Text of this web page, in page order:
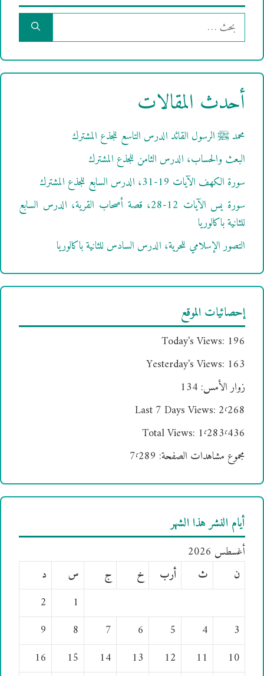
البحث
عن:
أحدث المقالات
محمد ﷺ الرسول القائد الدرس التاسع للجذع المشترك
البعث والحساب، الدرس الثامن للجذع المشترك
سورة الكهف الآيات 19-31، الدرس السابع للجذع المشترك
سورة يس الآيات 12-28، قصة أصحاب القرية، الدرس السابع
للثانية باكالوريا
التصور الإسلامي للحرية، الدرس السادس للثانية باكالوريا
إحصائيات الموقع
Today's Views: 196
Yesterday's Views: 163
زوار الأمس: 134
Last 7 Days Views: 2٬268
Total Views: 1٬283٬436
مجموع مشاهدات الصفحة: 7٬289
أيام النشر هذا الشهر
أغسطس 2026
ن
ث أرب خ ج س
د
1
2
3
4
5
6
7
8
9
10
11
12
13
14
15
16